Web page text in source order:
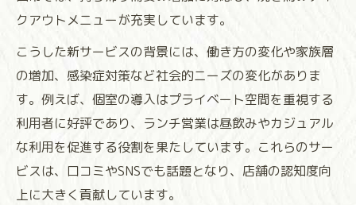
クアウトメニューが充実しています。
こうした新サービスの背景には、働き方の変化や家族層
の増加、感染症対策など社会的ニーズの変化がありま
す。例えば、個室の導入はプライベート空間を重視する
利用者に好評であり、ランチ営業は昼飲みやカジュアル
な利用を促進する役割を果たしています。これらのサー
ビスは、口コミやSNSでも話題となり、店舗の認知度向
上に大きく貢献しています。